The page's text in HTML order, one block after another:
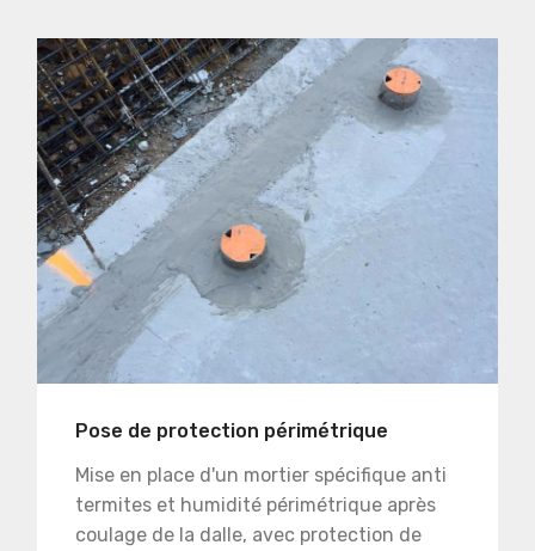
Pose de protection périmétrique
Mise en place d'un mortier spécifique anti
termites et humidité périmétrique après
coulage de la dalle, avec protection de